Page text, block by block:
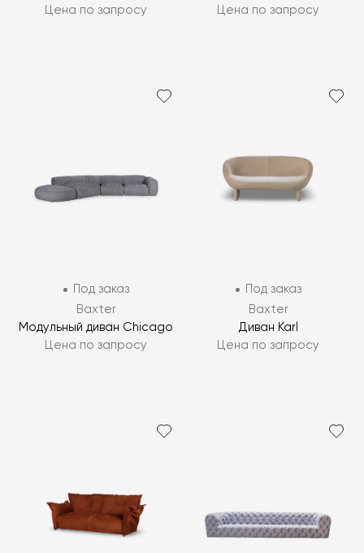
Цена по запросу
Цена по запросу
Под заказ
Baxter
Модульный диван Chicago
Цена по запросу
Под заказ
Baxter
Диван Karl
Цена по запросу